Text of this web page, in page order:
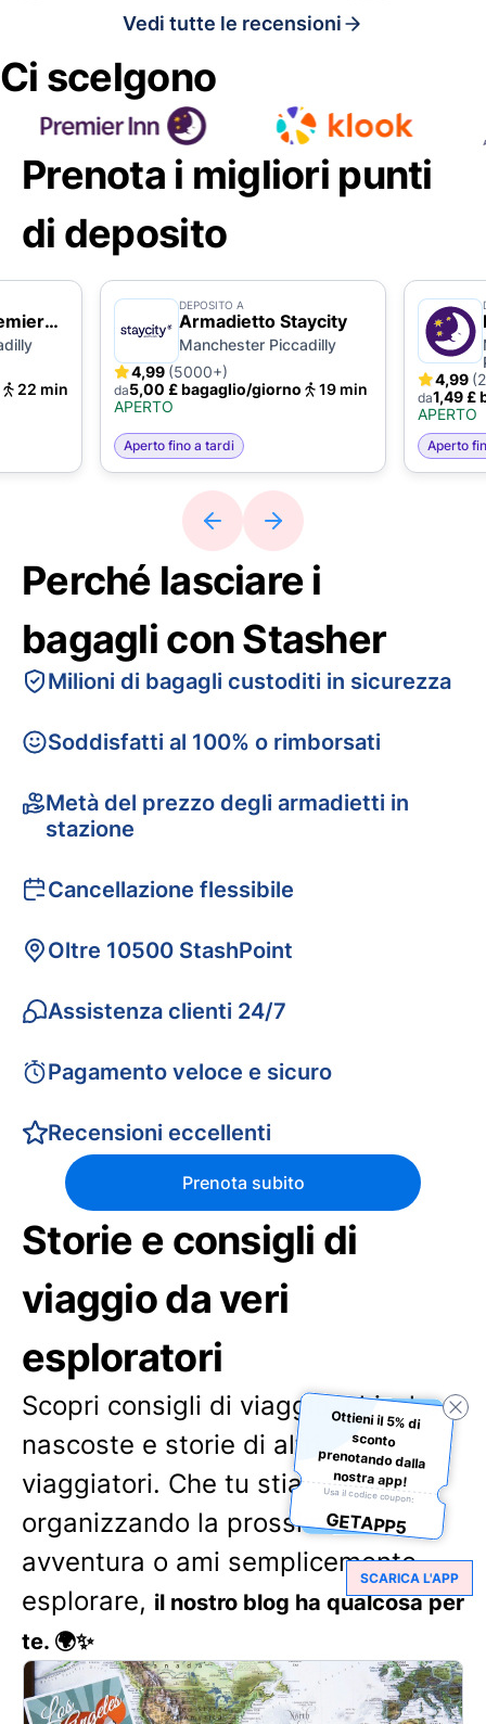
Vedi tutte le recensioni
Ci scelgono
Prenota i migliori punti
di deposito
22 min
DEPOSITO A
Armadietto Staycity
Manchester Piccadilly
4,99 (5000+)
da5,00 £ bagaglio/giorno
19 min
APERTO
Aperto fino a tardi
4,99
da1,49 £
APERTO
Aperto
Perché lasciare i
bagagli con Stasher
Milioni di bagagli custoditi in sicurezza
Soddisfatti al 100% o rimborsati
Metà del prezzo degli armadietti in
stazione
Cancellazione flessibile
Oltre 10500 StashPoint
Assistenza clienti 24/7
Pagamento veloce e sicuro
Recensioni eccellenti
Prenota subito
Storie e consigli di
viaggio da veri
esploratori
Scopri consigli di viaggio, chicche
nascoste e storie di altri
viaggiatori. Che tu stia
organizzando la prossima
avventura o ami semplicemente
esplorare, il nostro blog ha qualcosa per
te. 🌍✨
Ottieni il 5% di
sconto
prenotando dalla
nostra app!
Usa il codice coupon:
GETAPP5
SCARICA L'APP